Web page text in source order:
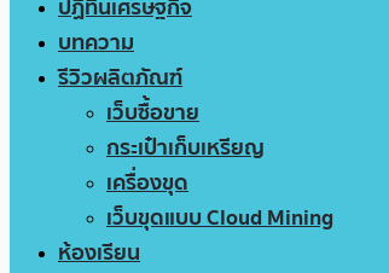
ปฏิทินเศรษฐกิจ
บทความ
รีวิวผลิตภัณฑ์
เว็บซื้อขาย
กระเป๋าเก็บเหรียญ
เครื่องขุด
เว็บขุดแบบ Cloud Mining
ห้องเรียน